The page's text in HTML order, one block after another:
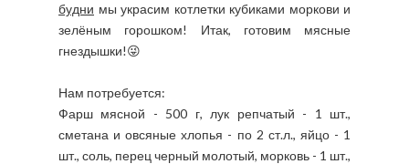
будни мы украсим котлетки кубиками моркови и
зелёным горошком! Итак, готовим мясные
гнездышки!😜
Нам потребуется:
Фарш мясной - 500 г, лук репчатый - 1 шт.,
сметана и овсяные хлопья - по 2 ст.л., яйцо - 1
шт., соль, перец черный молотый, морковь - 1 шт.,